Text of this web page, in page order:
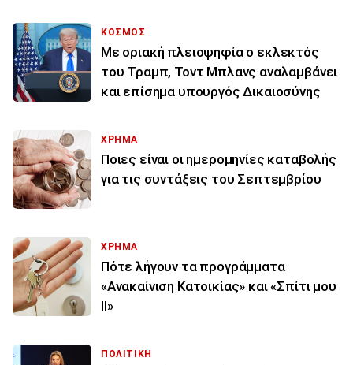
ΚΟΣΜΟΣ
Με οριακή πλειοψηφία ο εκλεκτός
του Τραμπ, Τοντ Μπλανς αναλαμβάνει
και επίσημα υπουργός Δικαιοσύνης
ΧΡΗΜΑ
Ποιες είναι οι ημερομηνίες καταβολής
για τις συντάξεις του Σεπτεμβρίου
ΧΡΗΜΑ
Πότε λήγουν τα προγράμματα
«Ανακαίνιση Κατοικίας» και «Σπίτι μου
ΙΙ»
ΠΟΛΙΤΙΚΗ